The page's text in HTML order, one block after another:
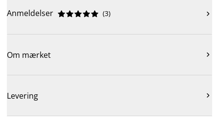
Anmeldelser 




 (3) 
Om mærket 
Levering 